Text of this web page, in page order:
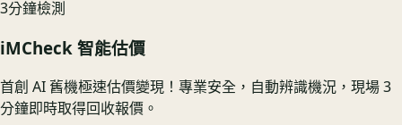
3分鐘檢測
iMCheck 智能估價
首創 AI 舊機極速估價變現！專業安全，自動辨識機況，現場 3
分鐘即時取得回收報價。